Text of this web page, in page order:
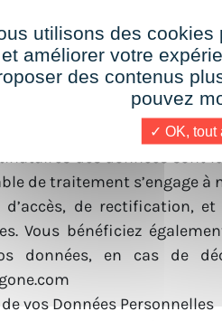
le cadre d’un processus
communiquez dans le
de responsable de
de votre candidature. La
.
En cas
des données sont
de traitement s’engage à
d’accès, de rectification,
Vous bénéficiez
données, en cas de
vos Données Personnelles
utilisons des
et améliorer votre
des contenus
pouvez
✓ OK, tout